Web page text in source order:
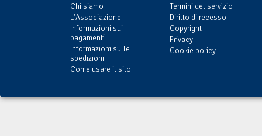
Chi siamo
L'Associazione
Informazioni sui
pagamenti
Informazioni sulle
spedizioni
Come usare il sito
Termini del servizio
Diritto di recesso
Copyright
Privacy
Cookie policy